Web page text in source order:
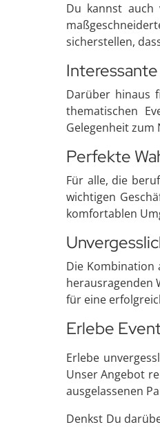
Du kannst auch
sicherstellen,
Darüber hinaus
thematischen
Gelegenheit zum
Perfekte
Für alle, die
wichtigen
komfortablen
Die Kombination
herausragenden
für eine
Erlebe
Erlebe
Unser Angebot
ausgelassenen
Denkst Du